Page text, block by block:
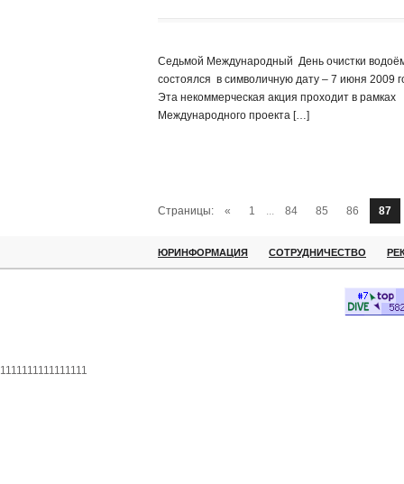
Седьмой Международный День очистки
состоялся в символичную дату – 7 июня 2009
Эта некоммерческая акция проходит в рамках
Международного проекта […]
Страницы: « 1 ... 84 85 86 87
ЮРИНФОРМАЦИЯ СОТРУДНИЧЕСТВО
1111111111111111